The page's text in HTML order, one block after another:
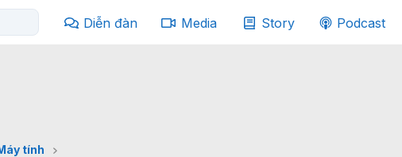
Diễn đàn Media Story Podcast
tính